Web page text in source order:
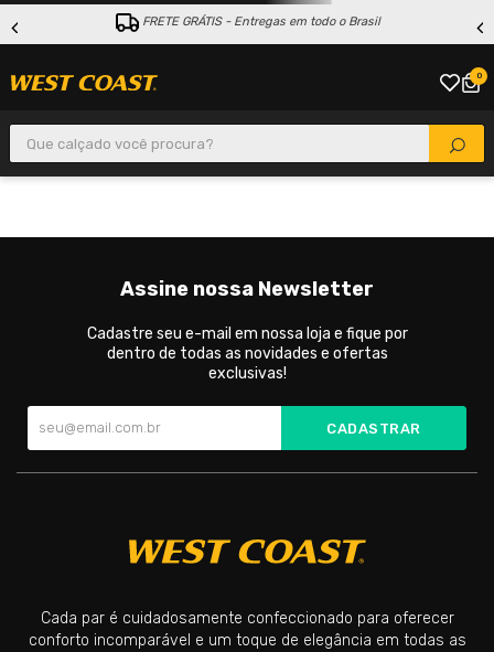
FRETE GRÁTIS - Entregas em todo o Brasil
0
Que calçado você procura?
Assine nossa Newsletter
Cadastre seu e-mail em nossa loja e fique por
dentro de todas as novidades e ofertas
exclusivas!
CADASTRAR
Cada par é cuidadosamente confeccionado para oferecer
conforto incomparável e um toque de elegância em todas as